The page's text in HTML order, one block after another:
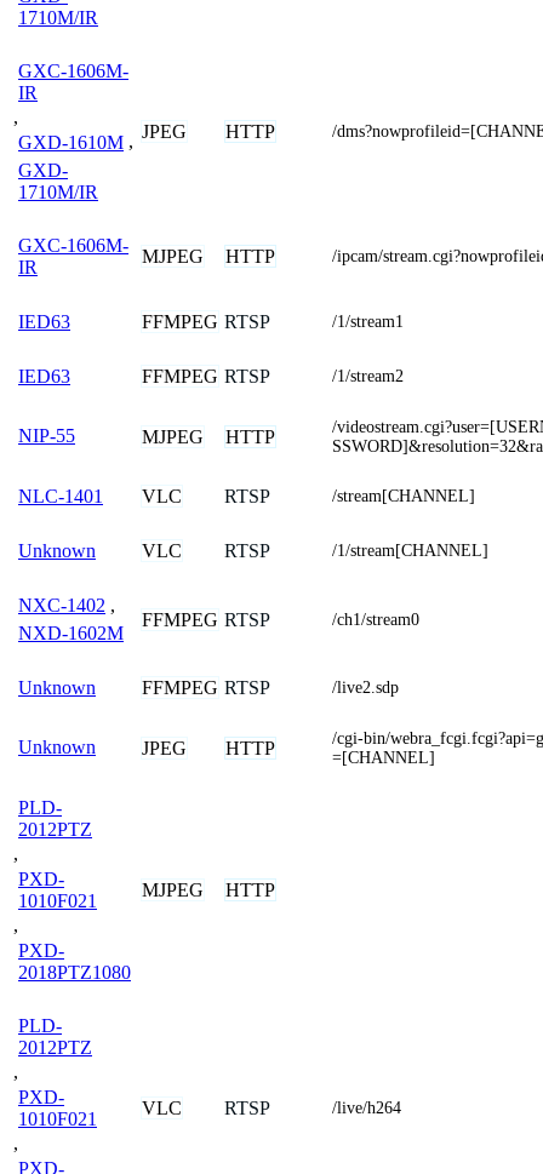
1710M/IR
GXC-1606M-
IR
,
GXD-1610M ,
GXD-
1710M/IR
JPEG HTTP /
GXC-1606M-
IR
MJPEG HTTP /ipcam/
IED63 FFMPEG RTSP /1/stream1
IED63 FFMPEG RTSP /1/stream2
NIP-55 MJPEG HTTP
/
NLC-1401 VLC RTSP /stream[CHANNEL]
Unknown VLC RTSP /1/stream[CHANNEL]
NXC-1402 ,
NXD-1602M
FFMPEG RTSP /ch1/stream0
Unknown FFMPEG RTSP /live2.sdp
Unknown JPEG HTTP
/cgi-bin/
=[CHANNEL]
PLD-
2012PTZ
,
PXD-
1010F021
,
PXD-
2018PTZ1080
MJPEG HTTP
PLD-
2012PTZ
,
PXD-
1010F021
,
PXD-
VLC RTSP /live/h264